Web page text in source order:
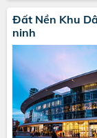
Đất Nền Khu
ninh